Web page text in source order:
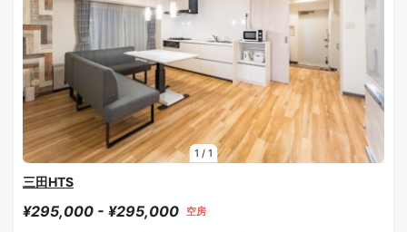
1 / 1
三田HTS
¥295,000 - ¥295,000 空房